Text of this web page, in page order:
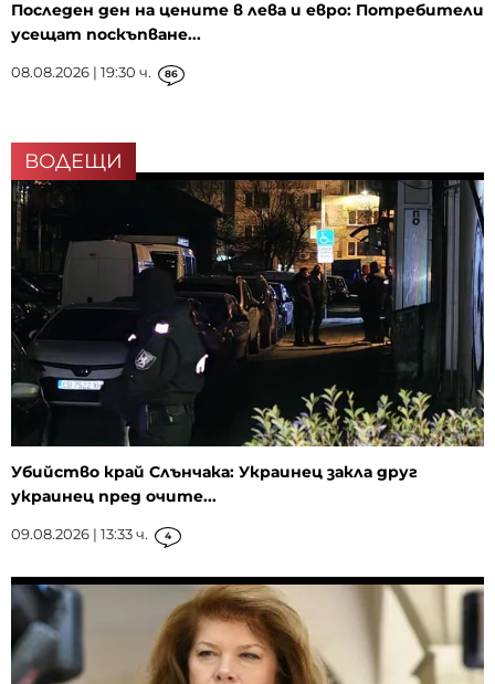
Последен ден на цените в лева и евро: Потребители
усещат поскъпване...
08.08.2026 | 19:30 ч. 86
ВОДЕЩИ
Убийство край Слънчака: Украинец закла друг
украинец пред очите...
09.08.2026 | 13:33 ч. 4